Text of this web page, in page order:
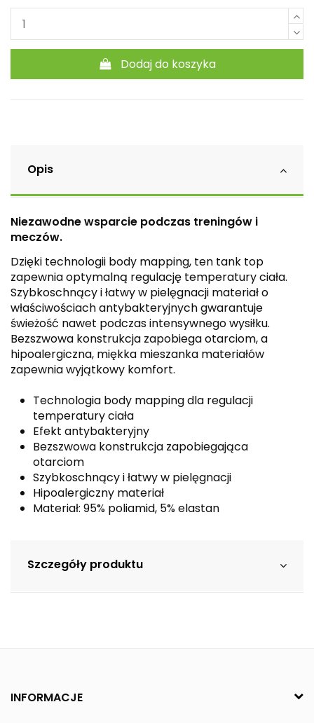
Dodaj do koszyka
Opis
Niezawodne wsparcie podczas treningów i
meczów.
Dzięki technologii body mapping, ten tank top
zapewnia optymalną regulację temperatury ciała.
Szybkoschnący i łatwy w pielęgnacji materiał o
właściwościach antybakteryjnych gwarantuje
świeżość nawet podczas intensywnego wysiłku.
Bezszwowa konstrukcja zapobiega otarciom, a
hipoalergiczna, miękka mieszanka materiałów
zapewnia wyjątkowy komfort.
Technologia body mapping dla regulacji
temperatury ciała
Efekt antybakteryjny
Bezszwowa konstrukcja zapobiegająca
otarciom
Szybkoschnący i łatwy w pielęgnacji
Hipoalergiczny materiał
Materiał: 95% poliamid, 5% elastan
Szczegóły produktu
INFORMACJE